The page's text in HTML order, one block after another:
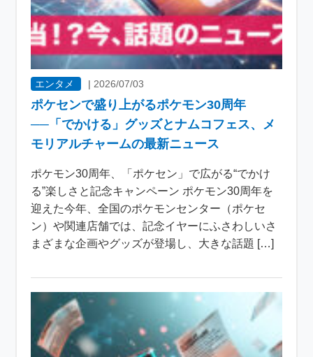
エンタメ | 2026/07/03
ポケセンで盛り上がるポケモン30周年
──「でかける」グッズとナムコフェス、メ
モリアルチャームの最新ニュース
ポケモン30周年、「ポケセン」で広がる“でかけ
る”楽しさと記念キャンペーン ポケモン30周年を
迎えた今年、全国のポケモンセンター（ポケセ
ン）や関連店舗では、記念イヤーにふさわしいさ
まざまな企画やグッズが登場し、大きな話題 […]